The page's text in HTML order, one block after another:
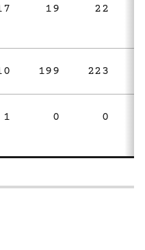
19 22
199 223
1 0 0